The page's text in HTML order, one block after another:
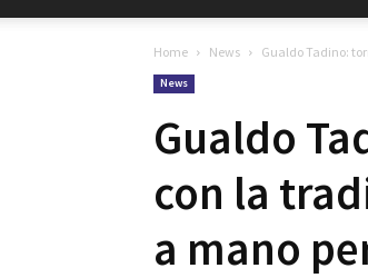
Home News Gualdo Tadino:
News
Gualdo
con la
a mano